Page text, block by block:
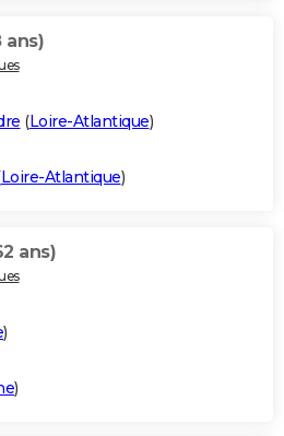
ans)
(Loire-Atlantique)
Loire-Atlantique)
ans)
)
)